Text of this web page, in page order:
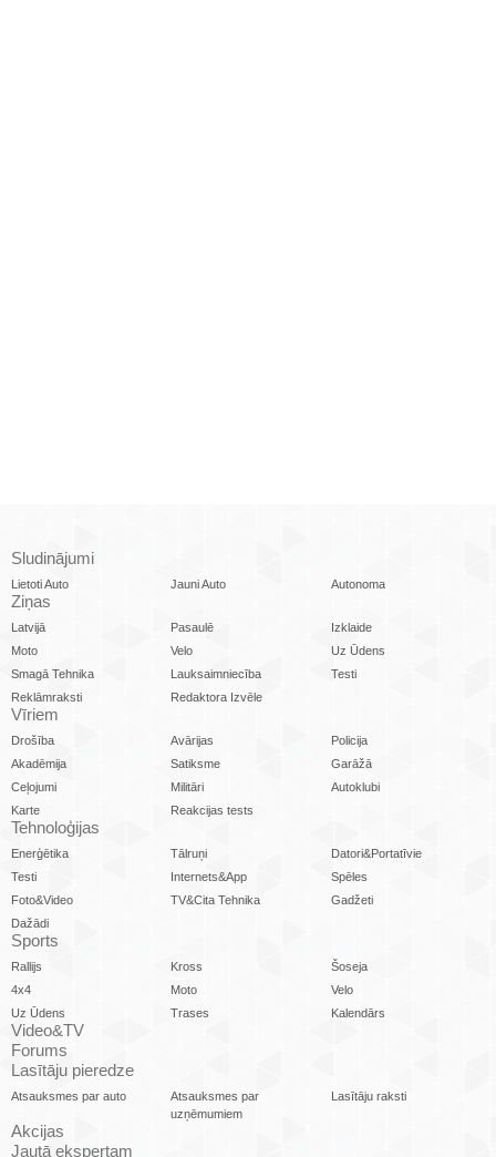
Sludinājumi
Lietoti Auto Jauni Auto Autonoma
Ziņas
Latvijā Pasaulē
Izklaide
Moto
Velo
Uz Ūdens
Smagā Tehnika
Lauksaimniecība
Testi
Reklāmraksti
Redaktora Izvēle
Vīriem
Drošība Avārijas
Policija
Akadēmija
Satiksme
Garāžā
Ceļojumi
Militāri
Autoklubi
Karte
Reakcijas tests
Tehnoloģijas
Enerģētika Tālruņi
Datori&Portatīvie
Testi
Internets&App
Spēles
Foto&Video
TV&Cita Tehnika
Gadžeti
Dažādi
Sports
Rallijs Kross
Šoseja
4x4
Moto
Velo
Uz Ūdens
Trases Kalendārs
Video&TV
Forums
Lasītāju pieredze
Atsauksmes par auto
Atsauksmes par
uzņēmumiem
Lasītāju raksti
Akcijas
Jautā ekspertam